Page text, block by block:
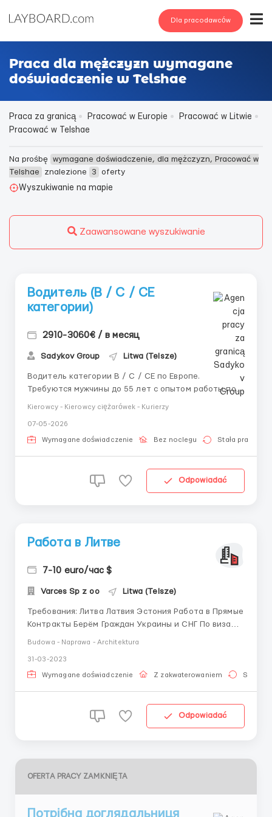
Dla pracodawców
Praca dla mężczyzn wymagane
doświadczenie w Telshae
Praca za granicą Pracować w Europie
Pracować w Litwie
Pracować w Telshae
Na prośbę wymagane doświadczenie, dla mężczyzn, Pracować w
Telshae
znalezione 3
oferty
Wyszukiwanie na mapie
Zaawansowane wyszukiwanie
Водитель (B / C / CE
категории)
2910-3060€ / в месяц
Sadykov Group Litwa (Telsze)
Водитель категории B / C / CE по Европе.
Требуются мужчины до 55 лет с опытом работы по
Европе от 1 года. Работа включает международные
3060 €/мес, каденции 8–12 недель, стабильная
занятость. Необходимы права B / C / CE, код 95,...
Kierowcy - Kierowcy ciężarówek - Kurierzy
07-05-2026
Wymagane doświadczenie Bez noclegu Stała praca
Odpowiadać
Работа в Литве
7-10 euro/час $
Varces Sp z oo Litwa (Telsze)
Требования: Литва Латвия Эстония Работа в Прямые
Контракты Берём Граждан Украины и СНГ По визам и
сетей из полиэтиленовых труб. -сварка
полиэтиленовых труб. ...
Budowa - Naprawa - Architektura
31-03-2023
Wymagane doświadczenie Z zakwaterowaniem Stała
Odpowiadać
OFERTA PRACY ZAMKNIĘTA
Потрібна доглядальниця